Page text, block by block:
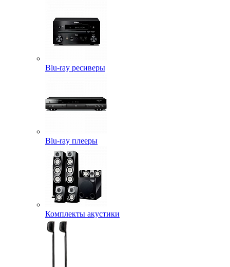
Blu-ray ресиверы
Blu-ray плееры
Комплекты акустики